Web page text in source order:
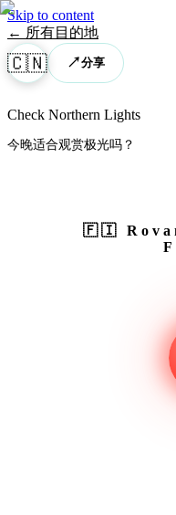
Skip to content
← 所有目的地
🇨🇳 ↗分享
Check Northern Lights
今晚适合观赏极光吗？
🇫🇮